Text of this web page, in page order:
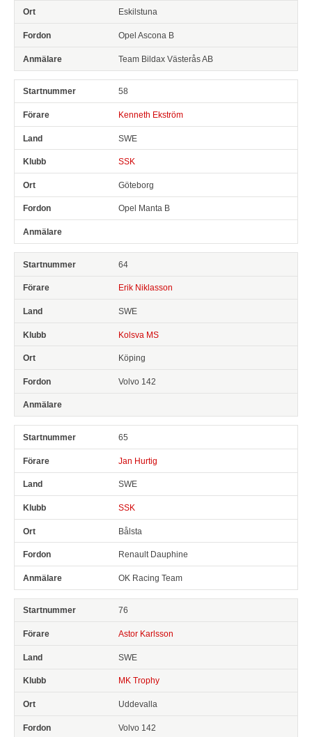
Eskilstuna
Opel Ascona B
Team Bildax Västerås AB
58
Kenneth Ekström
SWE
SSK
Göteborg
Opel Manta B
64
Erik Niklasson
SWE
Kolsva MS
Köping
Volvo 142
65
Jan Hurtig
SWE
SSK
Bålsta
Renault Dauphine
OK Racing Team
76
Astor Karlsson
SWE
MK Trophy
Uddevalla
Volvo 142